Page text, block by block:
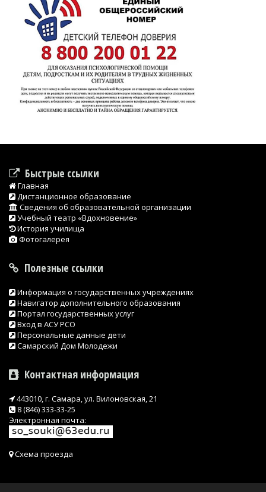
Быстрые ссылки
Главная
Дистанционное образование
Сведения об образовательной организации
Учебный театр «Вдохновение»
История училища
Фотогалерея
Полезные ссылки
Информация о государственных учреждениях
Навигатор дополнительного образования
Портал государственных услуг
Вход в АСУ РСО
Персональные данные дети
Самарский Дом Молодежи
Контактная информация
443010, г. Самара, ул. Вилоновская, 21
8 (846) 333-33-25
Электронная почта:
Схема проезда